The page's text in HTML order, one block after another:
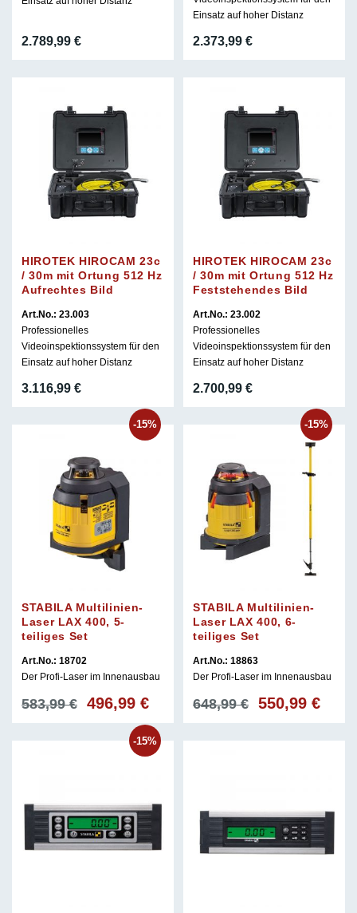
2.789,99 €
Einsatz auf hoher Distanz
2.373,99 €
HIROTEK HIROCAM 23c
/ 30m mit Ortung 512 Hz
Aufrechtes Bild
Art.No.: 23.003
Professionelles
Videoinspektionssystem für den
Einsatz auf hoher Distanz
3.116,99 €
HIROTEK HIROCAM 23c
/ 30m mit Ortung 512 Hz
Feststehendes Bild
Art.No.: 23.002
Professionelles
Videoinspektionssystem für den
Einsatz auf hoher Distanz
2.700,99 €
-15%
STABILA Multilinien-
Laser LAX 400, 5-
teiliges Set
Art.No.: 18702
Der Profi-Laser im Innenausbau
583,99€
Ursprünglicher
Preis
war:
496,99 €Aktueller
Preis
ist:
496,99 €.
-15%
STABILA Multilinien-
Laser LAX 400, 6-
teiliges Set
Art.No.: 18863
Der Profi-Laser im Innenausbau
648,99€
Ursprünglicher
Preis
war:
550,99 €
Preis
ist:
-15%